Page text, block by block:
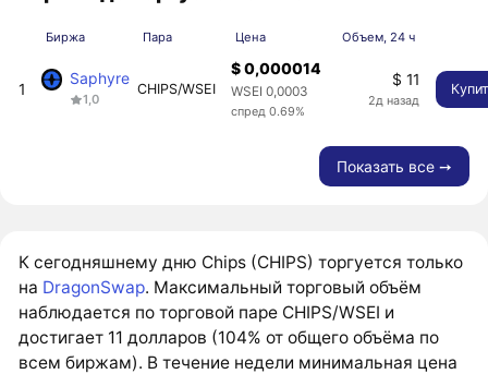
Биржа Пара Цена Объем, 24 ч
1
Saphyre
1,0
CHIPS/WSEI
$ 0,000014
WSEI 0,0003
спред 0.69%
$ 11
2д назад
Показать все ➙
К сегодняшнему дню Chips (CHIPS) торгуется только
на DragonSwap. Максимальный торговый объём
наблюдается по торговой паре CHIPS/WSEI и
достигает 11 долларов (104% от общего объёма по
всем биржам). В течение недели минимальная цена